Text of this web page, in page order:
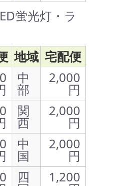
蛍光灯・ラ
地域 宅配便
中
部
2,000
円
関
西
2,000
円
中
国
2,000
円
四 1,200